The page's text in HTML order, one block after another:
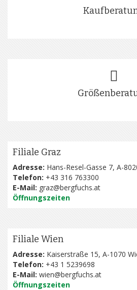
Filiale Graz
Adresse: Hans-Resel-Gasse 7, A-
Telefon: +43 316 763300
E-Mail: graz@bergfuchs.at
Öffnungszeiten
Filiale Wien
Adresse: Kaiserstraße 15, A-1070
Telefon: +43 1 5239698
E-Mail: wien@bergfuchs.at
Öffnungszeiten